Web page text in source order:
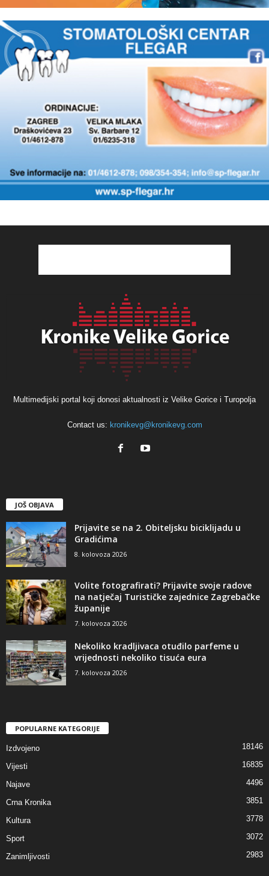
Multimedijski portal koji donosi aktualnosti iz Velike Gorice i Turopolja
Contact us: kronikevg@kronikevg.com
JOŠ OBJAVA
Prijavite se na 2. Obiteljsku biciklijadu u
Gradićima
8. kolovoza 2026
Volite fotografirati? Prijavite svoje radove
na natječaj Turističke zajednice Zagrebačke
županije
7. kolovoza 2026
Nekoliko kradljivaca otuđilo parfeme u
vrijednosti nekoliko tisuća eura
7. kolovoza 2026
POPULARNE KATEGORIJE
Izdvojeno 18146
Vijesti 16835
Najave 4496
Crna Kronika 3851
Kultura 3778
Sport 3072
Zanimljivosti 2983